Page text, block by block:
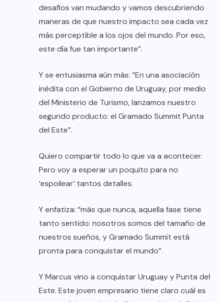
desafíos van mudando y vamos descubriendo
maneras de que nuestro impacto sea cada vez
más perceptible a los ojos del mundo. Por eso,
este día fue tan importante”.
Y se entusiasma aún más: “En una asociación
inédita con el Gobierno de Uruguay, por medio
del Ministerio de Turismo, lanzamos nuestro
segundo producto: el Gramado Summit Punta
del Este”.
Quiero compartir todo lo que va a acontecer.
Pero voy a esperar un poquito para no
‘espoilear’ tantos detalles.
Y enfatiza: “más que nunca, aquella fase tiene
tanto sentido: nosotros somos del tamaño de
nuestros sueños, y Gramado Summit está
pronta para conquistar el mundo”.
Y Marcus vino a conquistar Uruguay y Punta del
Este. Este joven empresario tiene claro cuál es